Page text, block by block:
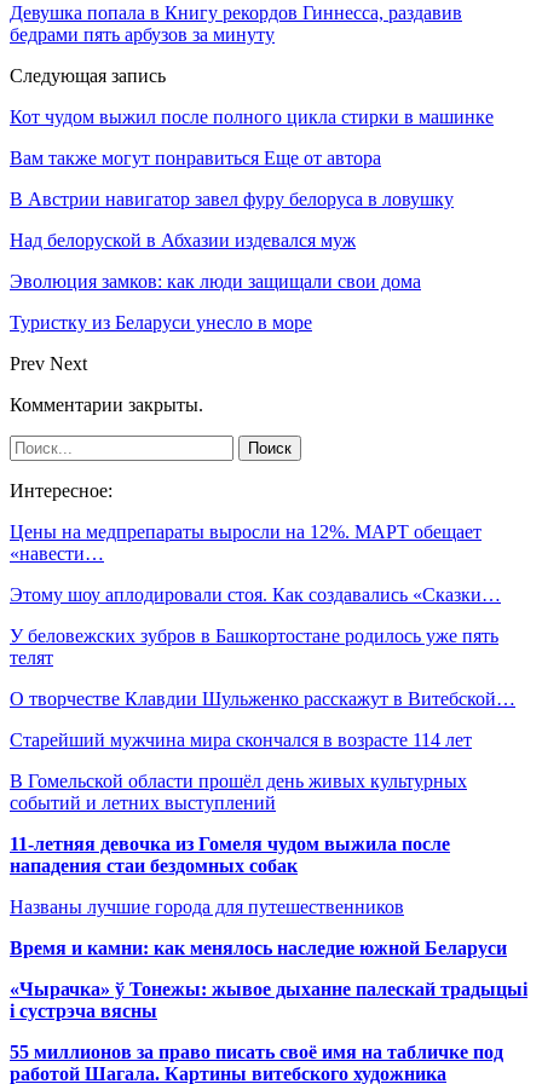
Девушка попала в Книгу рекордов Гиннесса, раздавив
бедрами пять арбузов за минуту
Следующая запись
Кот чудом выжил после полного цикла стирки в машинке
Вам также могут понравиться Еще от автора
В Австрии навигатор завел фуру белоруса в ловушку
Над белоруской в Абхазии издевался муж
Эволюция замков: как люди защищали свои дома
Туристку из Беларуси унесло в море
Prev Next
Комментарии закрыты.
Интересное:
Цены на медпрепараты выросли на 12%. МАРТ обещает
«навести…
Этому шоу аплодировали стоя. Как создавались «Сказки…
У беловежских зубров в Башкортостане родилось уже пять
телят
О творчестве Клавдии Шульженко расскажут в Витебской…
Старейший мужчина мира скончался в возрасте 114 лет
В Гомельской области прошёл день живых культурных
событий и летних выступлений
11-летняя девочка из Гомеля чудом выжила после
нападения стаи бездомных собак
Названы лучшие города для путешественников
Время и камни: как менялось наследие южной Беларуси
«Чырачка» ў Тонежы: жывое дыханне палескай традыцыі
і сустрэча вясны
55 миллионов за право писать своё имя на табличке под
работой Шагала. Картины витебского художника